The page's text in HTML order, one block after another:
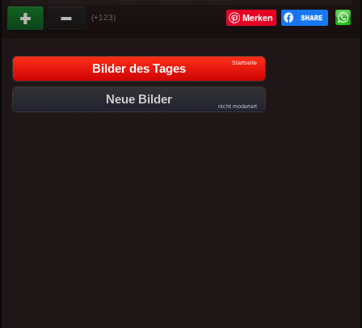
(+123) Merken
Bilder des Tages Startseite
Neue Bilder
nicht moderiert